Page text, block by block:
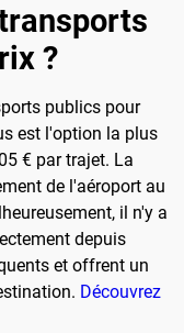
?
publics pour
est l'option la plus
€ par trajet. La
de l'aéroport au
il n'y a
depuis
et offrent un
Découvrez